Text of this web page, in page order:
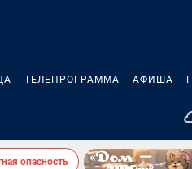
ТЕЛЕПРОГРАММА АФИША
опасность